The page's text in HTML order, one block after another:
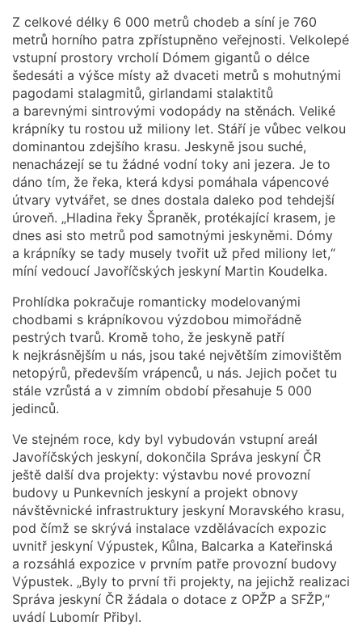
Z celkové délky 6 000 metrů chodeb a síní je 760
metrů horního patra zpřístupněno veřejnosti. Velkolepé
vstupní prostory vrcholí Dómem gigantů o délce
šedesáti a výšce místy až dvaceti metrů s mohutnými
pagodami stalagmitů, girlandami stalaktitů
a barevnými sintrovými vodopády na stěnách. Veliké
krápníky tu rostou už miliony let. Stáří je vůbec velkou
dominantou zdejšího krasu. Jeskyně jsou suché,
nenacházejí se tu žádné vodní toky ani jezera. Je to
dáno tím, že řeka, která kdysi pomáhala vápencové
útvary vytvářet, se dnes dostala daleko pod tehdejší
úroveň. „Hladina řeky Špraněk, protékající krasem, je
dnes asi sto metrů pod samotnými jeskyněmi. Dómy
a krápníky se tady musely tvořit už před miliony let,“
míní vedoucí Javoříčských jeskyní Martin Koudelka.
Prohlídka pokračuje romanticky modelovanými
chodbami s krápníkovou výzdobou mimořádně
pestrých tvarů. Kromě toho, že jeskyně patří
k nejkrásnějším u nás, jsou také největším zimovištěm
netopýrů, především vrápenců, u nás. Jejich počet tu
stále vzrůstá a v zimním období přesahuje 5 000
jedinců.
Ve stejném roce, kdy byl vybudován vstupní areál
Javoříčských jeskyní, dokončila Správa jeskyní ČR
ještě další dva projekty: výstavbu nové provozní
budovy u Punkevních jeskyní a projekt obnovy
návštěvnické infrastruktury jeskyní Moravského krasu,
pod čímž se skrývá instalace vzdělávacích expozic
uvnitř jeskyní Výpustek, Kůlna, Balcarka a Kateřinská
a rozsáhlá expozice v prvním patře provozní budovy
Výpustek. „Byly to první tři projekty, na jejichž realizaci
Správa jeskyní ČR žádala o dotace z OPŽP a SFŽP,“
uvádí Lubomír Přibyl.